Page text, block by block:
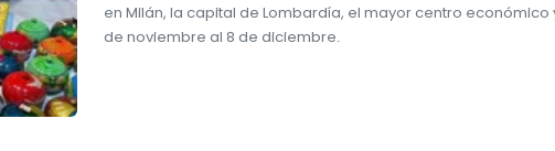
en Milán, la capital de Lombardía, el mayor centro económico
de noviembre al 8 de diciembre.